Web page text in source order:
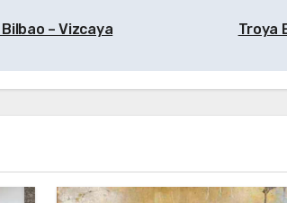
Bilbao – Vizcaya Troya